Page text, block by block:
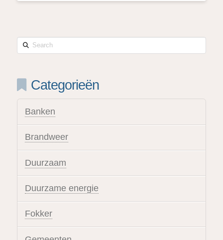
Search
Categorieën
Banken
Brandweer
Duurzaam
Duurzame energie
Fokker